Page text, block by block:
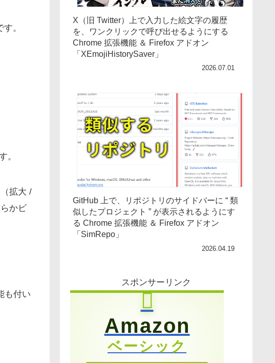
。
。
拡大 /
かビ
も付い
X（旧 Twitter）上で入力した絵文字の履歴
を、ワンクリックで呼び出せるようにする
Chrome 拡張機能 ＆ Firefox アドオン
「XEmojiHistorySaver」
2026.07.01
GitHub 上で、リポジトリのサイドバーに “ 類
似したプロジェクト ” が表示されるようにす
る Chrome 拡張機能 ＆ Firefox アドオン
「SimRepo」
2026.04.19
スポンサーリンク
Amazon
ベーシック